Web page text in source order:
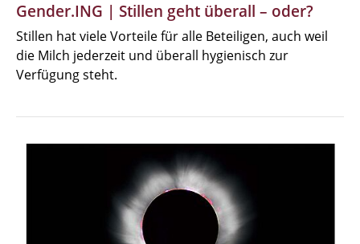
Gender.ING | Stillen geht überall – oder?
Stillen hat viele Vorteile für alle Beteiligen, auch weil
die Milch jederzeit und überall hygienisch zur
Verfügung steht.